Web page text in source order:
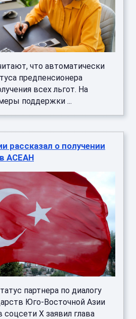
что автоматически
предпенсионера
всех льгот. На
поддержки ...
рассказал о получении
АСЕАН
партнера по диалогу
Юго-Восточной Азии
X заявил глава